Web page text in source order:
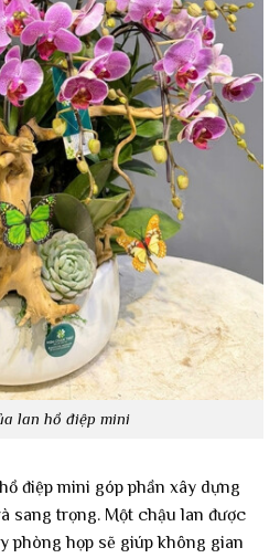
lan hồ điệp mini
điệp mini góp phần xây dựng
sang trọng. Một chậu lan được
phòng họp sẽ giúp không gian